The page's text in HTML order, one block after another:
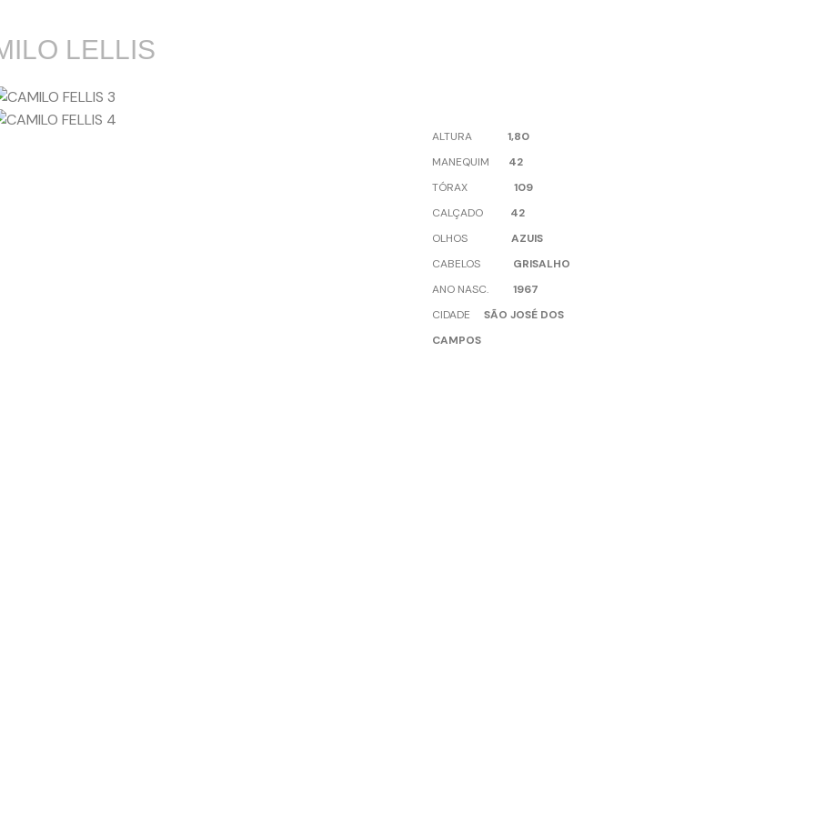
LELLIS
ALTURA 1,80
MANEQUIM 42
TÓRAX 109
CALÇADO 42
OLHOS
AZUIS
CABELOS
GRISALHO
ANO NASC. 1967
CIDADE SÃO JOSÉ DOS
CAMPOS